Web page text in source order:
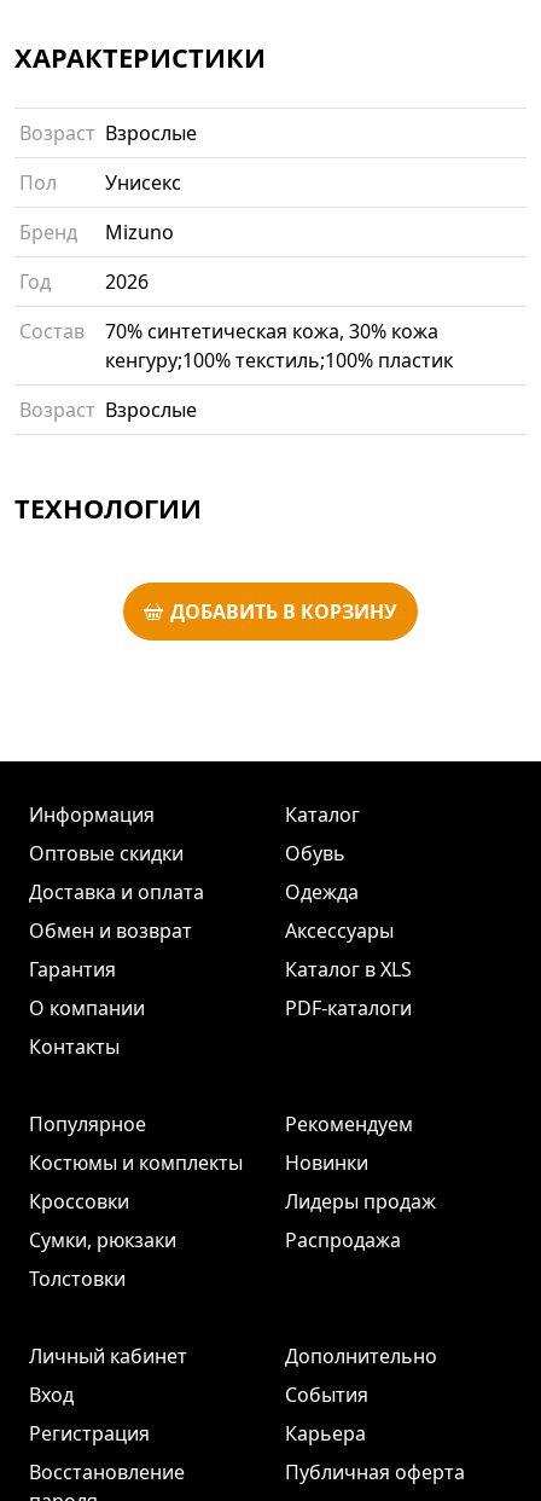
ХАРАКТЕРИСТИКИ
Возраст Взрослые
Пол
Унисекс
Бренд
Mizuno
Год
2026
Состав
70% синтетическая кожа, 30% кожа
кенгуру;100% текстиль;100% пластик
Возраст Взрослые
ТЕХНОЛОГИИ
ДОБАВИТЬ В КОРЗИНУ
Информация
Оптовые скидки
Доставка и оплата
Обмен и возврат
Гарантия
О компании
Контакты
Каталог
Обувь
Одежда
Аксессуары
Каталог в XLS
PDF-каталоги
Популярное
Костюмы и комплекты
Кроссовки
Сумки, рюкзаки
Толстовки
Рекомендуем
Новинки
Лидеры продаж
Распродажа
Личный кабинет
Вход
Регистрация
Восстановление
Дополнительно
События
Карьера
Публичная оферта